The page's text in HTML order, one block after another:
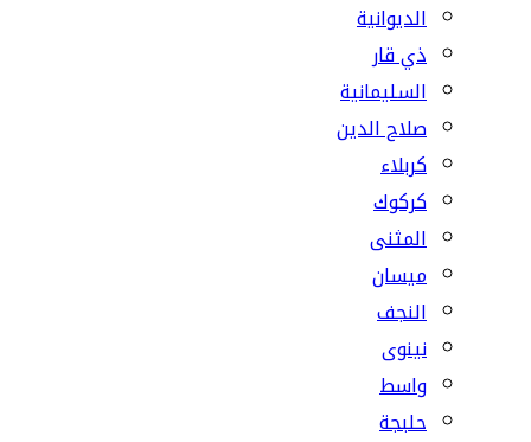
الديوانية
ذي قار
السليمانية
صلاح الدين
كربلاء
كركوك
المثنى
ميسان
النجف
نينوى
واسط
حلبجة